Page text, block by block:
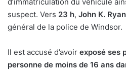
d’immatriculation du véhicule
suspect. Vers 23 h, John K. Ryan
général de la police de Windsor.
Il est accusé d’avoir exposé ses
personne de moins de 16 ans